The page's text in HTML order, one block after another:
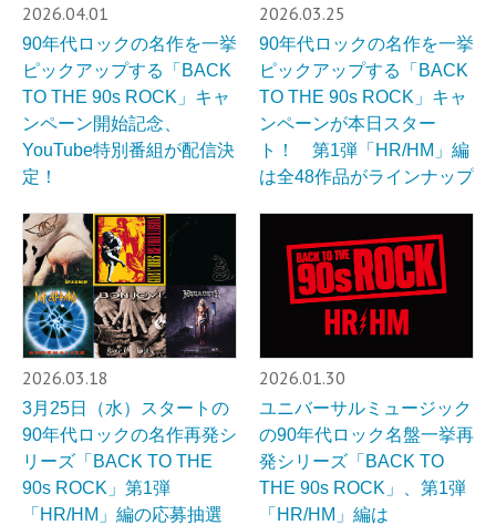
2026.04.01
90年代ロックの名作を一挙
ピックアップする「BACK
TO THE 90s ROCK」キャ
ンペーン開始記念、
YouTube特別番組が配信決
定！
2026.03.25
90年代ロックの名作を一挙
ピックアップする「BACK
TO THE 90s ROCK」キャ
ンペーンが本日スター
ト！ 第1弾「HR/HM」編
は全48作品がラインナップ
2026.03.18
3月25日（水）スタートの
90年代ロックの名作再発シ
リーズ「BACK TO THE
90s ROCK」第1弾
「HR/HM」編の応募抽選
2026.01.30
ユニバーサルミュージック
の90年代ロック名盤一挙再
発シリーズ「BACK TO
THE 90s ROCK」、第1弾
「HR/HM」編は